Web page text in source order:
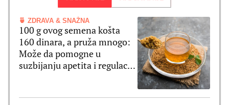
🍵 ZDRAVA & SNAŽNA
100 g ovog semena košta
160 dinara, a pruža mnogo:
Može da pomogne u
suzbijanju apetita i regulaciji